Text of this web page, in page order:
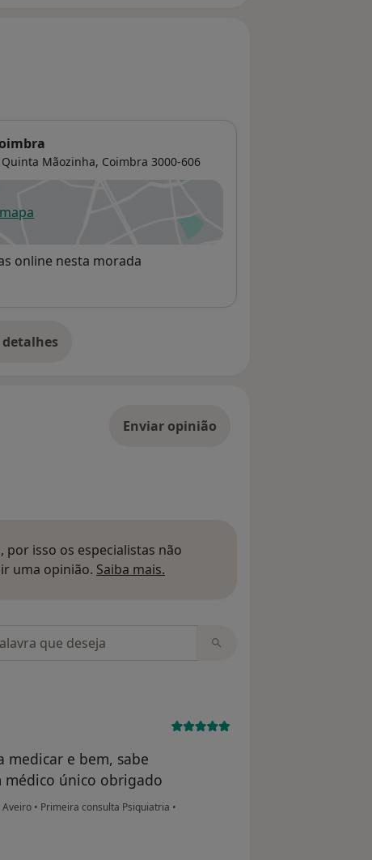
Quinta Mãozinha, Coimbra 3000-606
num novo separador
online nesta morada
o endereço
Enviar opinião
isso os especialistas não
uma opinião. Saiba mais.
opiniões
medicar e bem, sabe
médico único obrigado
Aveiro • Primeira consulta Psiquiatria •